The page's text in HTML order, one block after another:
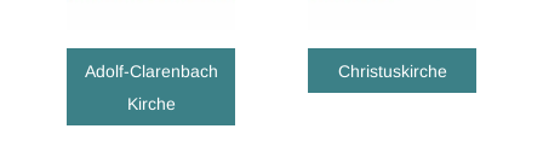
Adolf-Clarenbach
Kirche
Christuskirche